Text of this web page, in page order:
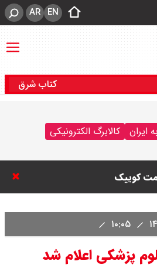
EN
AR
کتاب شرق
ایران
کالابرگ الکترونیکی
قیمت خودرو امروز شنبه ۱۷ مرداد
کوییک
پزشکی اعلام شد